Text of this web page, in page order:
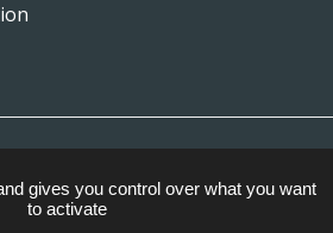
gives you control over what you want
to activate